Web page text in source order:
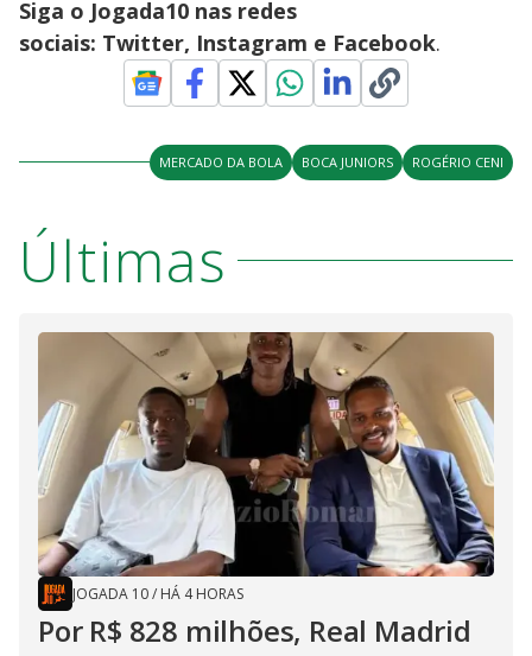
Siga o Jogada10 nas redes
sociais: Twitter, Instagram e Facebook.
MERCADO DA BOLA BOCA JUNIORS ROGÉRIO CENI
Últimas
JOGADA 10/ HÁ 4 HORAS
Por R$ 828 milhões, Real Madrid